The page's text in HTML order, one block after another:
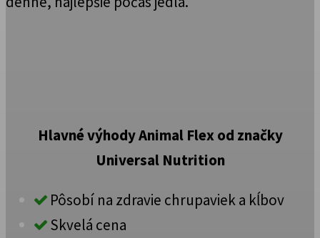
Hlavné výhody Animal Flex od značky
Universal Nutrition
Pôsobí na zdravie chrupaviek a kĺbov
Skvelá cena